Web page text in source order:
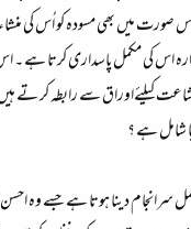
میں بھی مسودہ کو اُس کی
اس کی مکمل پاسداری کرتا ہے ۔
کیلئےاوراق سے رابطہ کر تے
شامل ہے ؟
سرانجام دینا ہوتا ہے جسے وہ